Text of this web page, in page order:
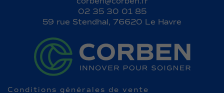
02 35 30 01 85
59 rue Stendhal, 76620 Le Havre
Conditions générales de vente